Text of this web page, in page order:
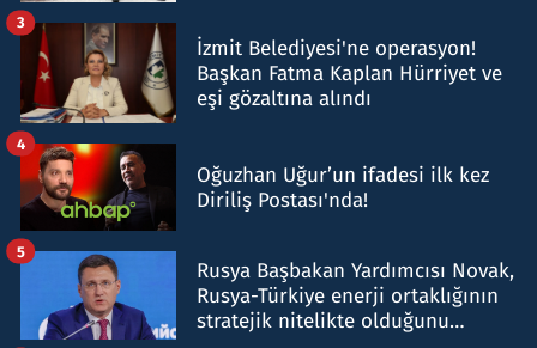
İzmit Belediyesi'ne operasyon!
Başkan Fatma Kaplan Hürriyet ve
eşi gözaltına alındı
3
Oğuzhan Uğur’un ifadesi ilk kez
Diriliş Postası'nda!
4
Rusya Başbakan Yardımcısı Novak,
Rusya-Türkiye enerji ortaklığının
stratejik nitelikte olduğunu
5